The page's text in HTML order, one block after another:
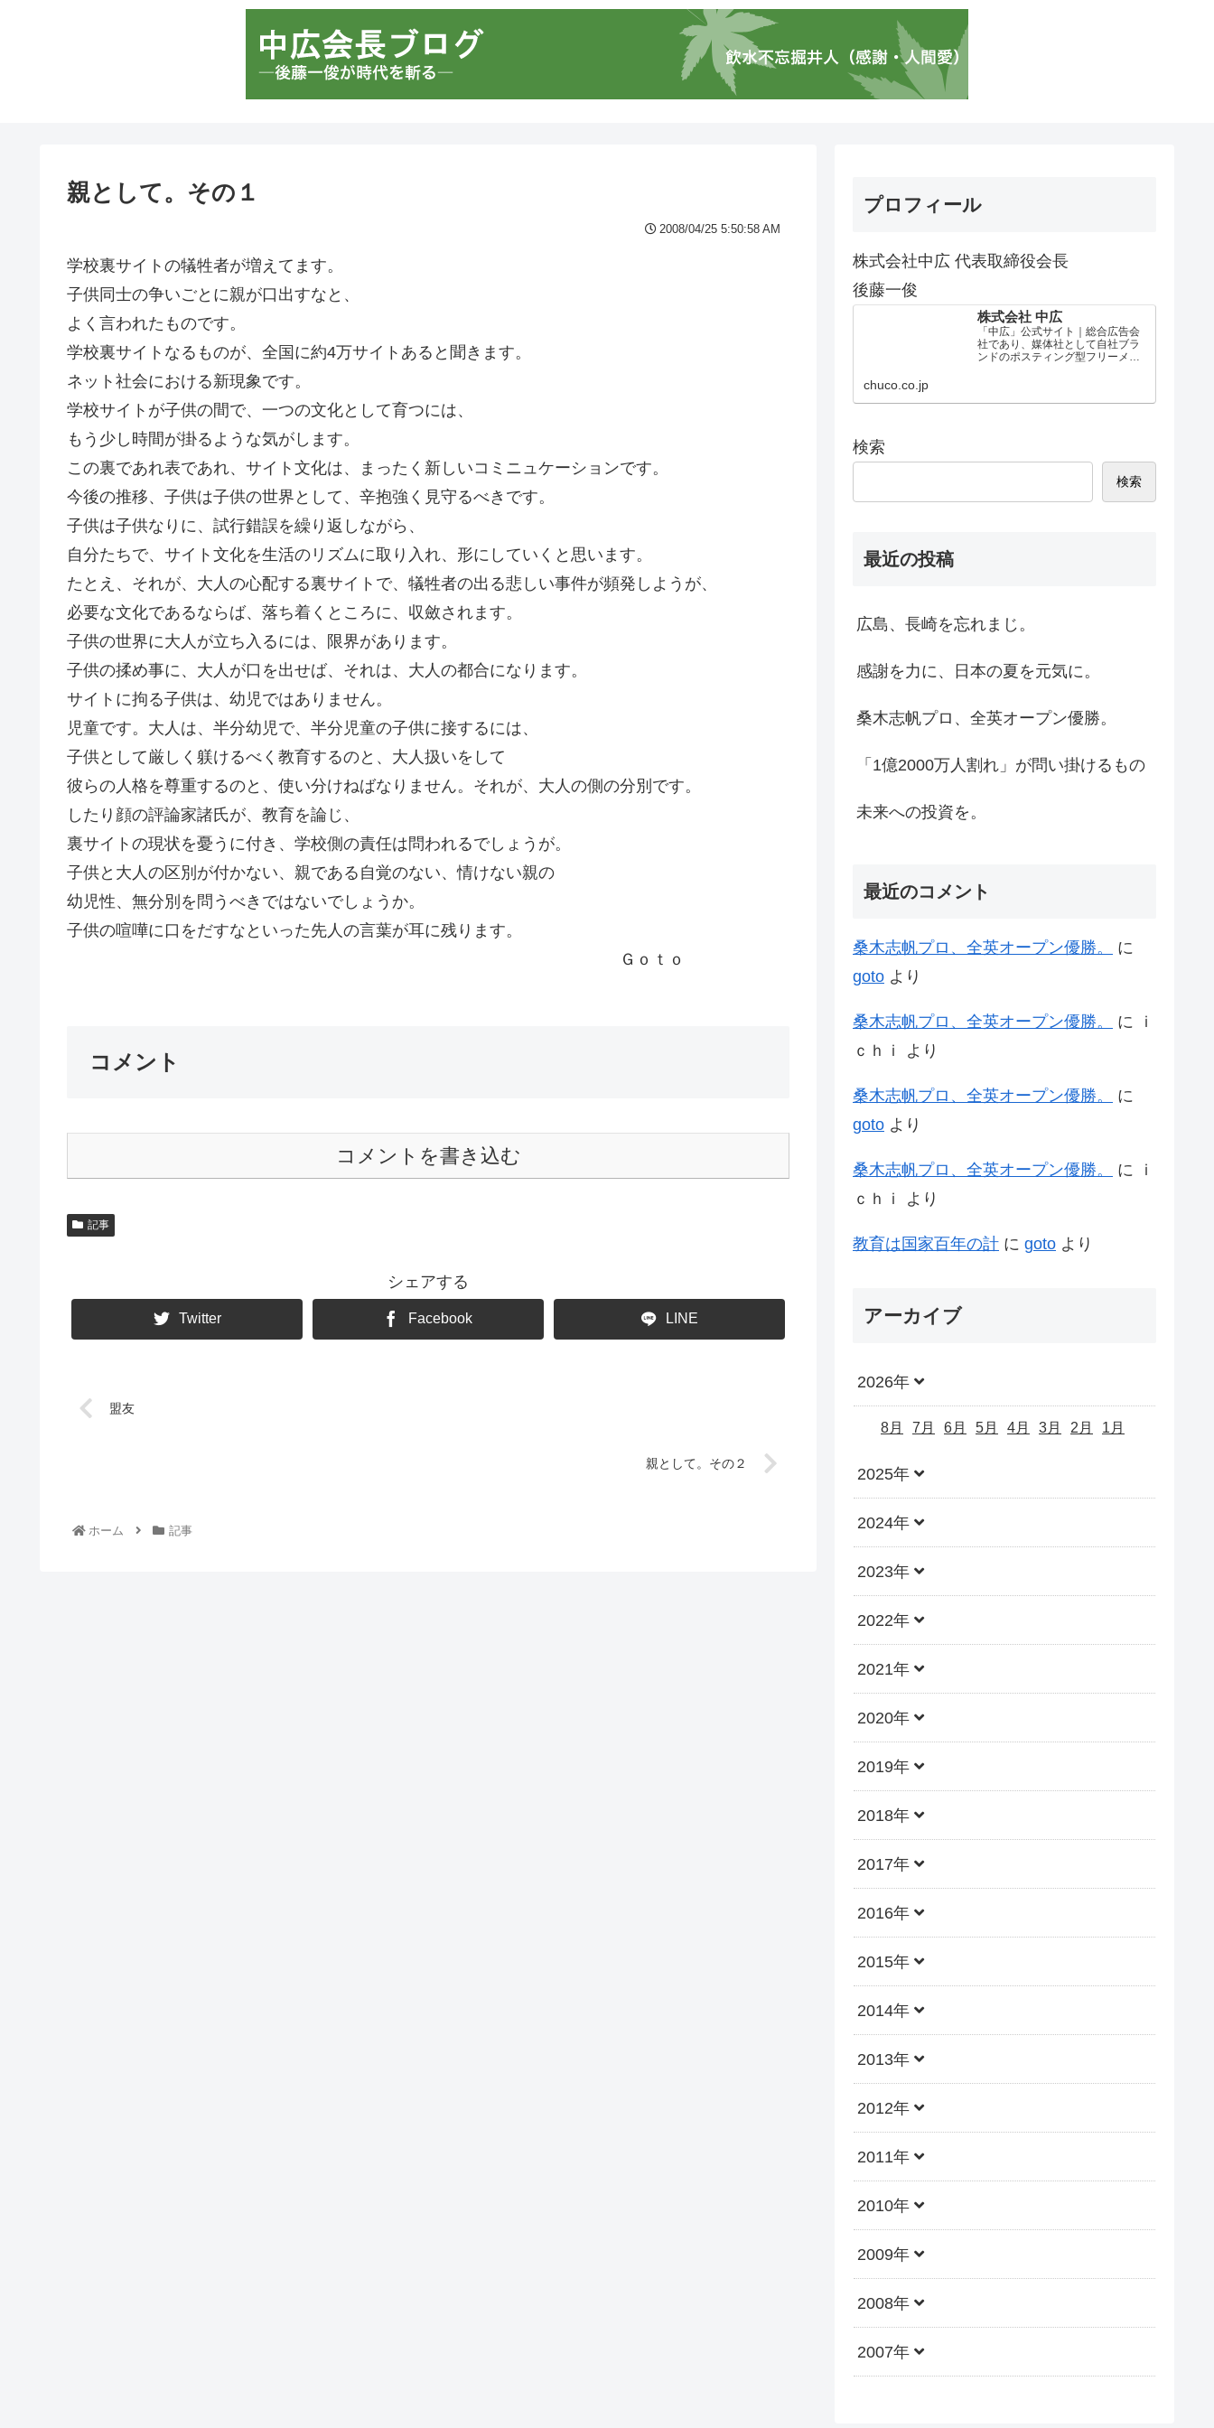
親として。その１
2008/04/25 5:50:58 AM
学校裏サイトの犠牲者が増えてます。
子供同士の争いごとに親が口出すなと、
よく言われたものです。
学校裏サイトなるものが、全国に約4万サイトあると聞きます。
ネット社会における新現象です。
学校サイトが子供の間で、一つの文化として育つには、
もう少し時間が掛るような気がします。
この裏であれ表であれ、サイト文化は、まったく新しいコミニュケーションです。
今後の推移、子供は子供の世界として、辛抱強く見守るべきです。
子供は子供なりに、試行錯誤を繰り返しながら、
自分たちで、サイト文化を生活のリズムに取り入れ、形にしていくと思います。
たとえ、それが、大人の心配する裏サイトで、犠牲者の出る悲しい事件が頻発しようが、
必要な文化であるならば、落ち着くところに、収斂されます。
子供の世界に大人が立ち入るには、限界があります。
子供の揉め事に、大人が口を出せば、それは、大人の都合になります。
サイトに拘る子供は、幼児ではありません。
児童です。大人は、半分幼児で、半分児童の子供に接するには、
子供として厳しく躾けるべく教育するのと、大人扱いをして
彼らの人格を尊重するのと、使い分けねばなりません。それが、大人の側の分別です。
したり顔の評論家諸氏が、教育を論じ、
裏サイトの現状を憂うに付き、学校側の責任は問われるでしょうが。
子供と大人の区別が付かない、親である自覚のない、情けない親の
幼児性、無分別を問うべきではないでしょうか。
子供の喧嘩に口をだすなといった先人の言葉が耳に残ります。
Ｇｏｔｏ
コメント
コメントを書き込む
記事
シェアする
Twitter Facebook LINE
盟友
親として。その２
ホーム 記事
プロフィール
株式会社中広 代表取締役会長
後藤一俊
株式会社 中広
「中広」公式サイト｜総合広告会
社であり、媒体社として自社ブラ
ンドのポスティング型フリーメデ
chuco.co.jp
検索
検索
最近の投稿
広島、長崎を忘れまじ。
感謝を力に、日本の夏を元気に。
桑木志帆プロ、全英オープン優勝。
「1億2000万人割れ」が問い掛けるもの
未来への投資を。
最近のコメント
桑木志帆プロ、全英オープン優勝。
に
goto より
桑木志帆プロ、全英オープン優勝。 に
ｉ
ｃｈｉ
より
桑木志帆プロ、全英オープン優勝。
に
goto より
桑木志帆プロ、全英オープン優勝。 に
ｉ
ｃｈｉ
より
教育は国家百年の計 に goto より
アーカイブ
2026年
8月 7月 6月 5月 4月 3月 2月 1月
2025年
2024年
2023年
2022年
2021年
2020年
2019年
2018年
2017年
2016年
2015年
2014年
2013年
2012年
2011年
2010年
2009年
2008年
2007年